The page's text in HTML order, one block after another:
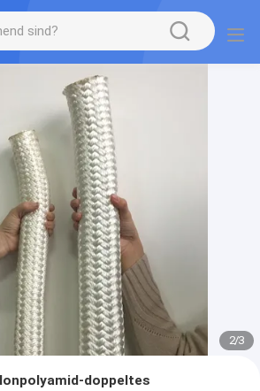
2/3
doppeltes